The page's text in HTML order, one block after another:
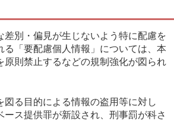
別・偏見が生じないよう特に配慮を
る「要配慮個人情報」については、本
原則禁止するなどの規制強化が図られ
る目的による情報の盗用等に対し
ース提供罪が新設され、刑事罰が科さ